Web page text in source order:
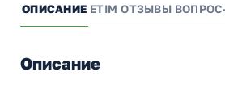
ОПИСАНИЕ ETIM ОТЗЫВЫ
Описание